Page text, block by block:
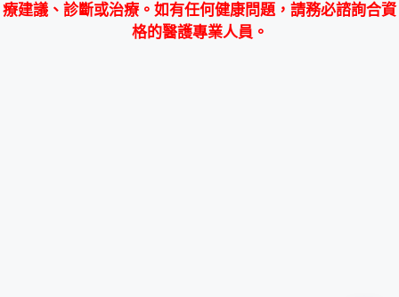
療建議、診斷或治療。如有任何健康問題，請務必諮詢合資
格的醫護專業人員。